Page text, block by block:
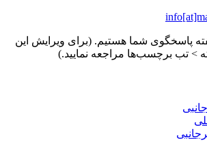
7 روز هفته پاسخگوی شما هستیم. (برای ویرایش این
> تب برچسب‌ها مراجعه نمایید.)